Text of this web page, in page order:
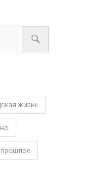
жизнь
прошлое